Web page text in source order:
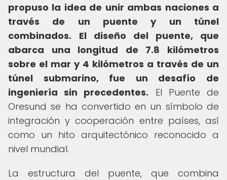
propuso la idea de unir ambas naciones a
través de un puente y un túnel
combinados.
El diseño del puente, que
abarca una longitud de 7.8 kilómetros
sobre el mar y 4 kilómetros a través de un
túnel submarino, fue un desafío de
ingeniería sin precedentes. El Puente de
Oresund se ha convertido en un símbolo de
integración y cooperación entre países, así
como un hito arquitectónico reconocido a
nivel mundial.
La estructura del puente, que combina